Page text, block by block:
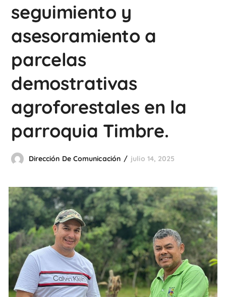
seguimiento y
asesoramiento a
parcelas
demostrativas
agroforestales en la
parroquia Timbre.
Dirección De Comunicación julio 14, 2025